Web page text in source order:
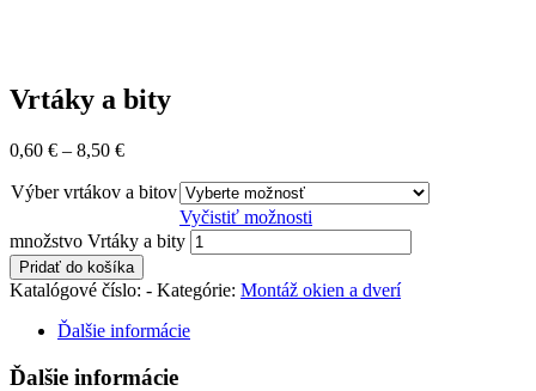
Vrtáky a bity
0,60 € – 8,50 €
Výber vrtákov a bitov
Vyčistiť možnosti
množstvo Vrtáky a bity
Pridať do košíka
Katalógové číslo: - Kategórie: Montáž okien a dverí
Ďalšie informácie
Ďalšie informácie